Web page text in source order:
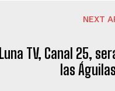
NEXT
Luna TV, Canal 25,
las